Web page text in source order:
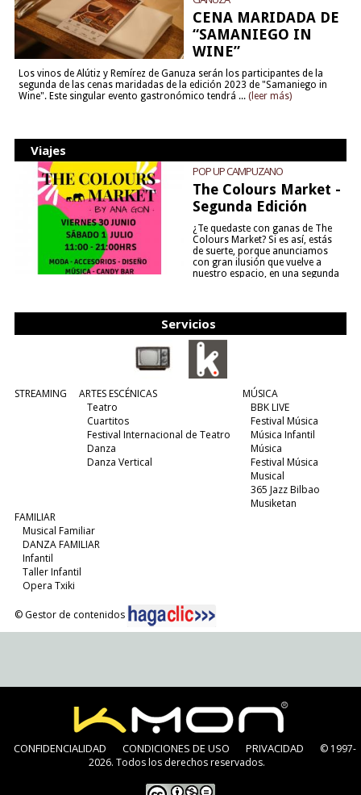
CENA MARIDADA DE
“SAMANIEGO IN
WINE”
Los vinos de Alútiz y Remírez de Ganuza serán los participantes de la
segunda de las cenas maridadas de la edición 2023 de "Samaniego in
Wine". Este singular evento gastronómico tendrá ... (leer más)
Viajes
POP UP CAMPUZANO
The Colours Market -
Segunda Edición
¿Te quedaste con ganas de The
Colours Market? Si es así, estás
de suerte, porque anunciamos
con gran ilusión que vuelve a
nuestro espacio, en una segunda
Servicios
STREAMING
ARTES ESCÉNICAS
Teatro
Cuartitos
Festival Internacional de Teatro
Danza
Danza Vertical
MÚSICA
BBK LIVE
Festival Música
Música Infantil
Música
Festival Música
Musical
365 Jazz Bilbao
Musiketan
FAMILIAR
Musical Familiar
DANZA FAMILIAR
Infantil
Taller Infantil
Opera Txiki
© Gestor de contenidos
CONFIDENCIALIDAD CONDICIONES DE USO PRIVACIDAD
© 1997-
2026. Todos los derechos reservados.